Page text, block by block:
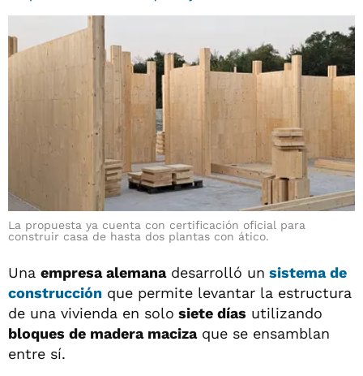
La propuesta ya cuenta con certificación oficial para
construir casa de hasta dos plantas con ático.
Una empresa alemanadesarrolló un sistema de
construcción que permite levantar la estructura
de una vivienda en solo siete días utilizando
bloques de madera macizaque se ensamblan
entre sí.